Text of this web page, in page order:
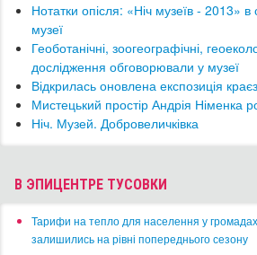
Нотатки опісля: «Ніч музеїв - 2013»
музеї
Геоботанічні, зоогеографічні,
дослідження обговорювали у музеї
Відкрилась оновлена експозиція
Мистецький простір Андрія Німенка
Ніч. Музей. Добровеличківка
В ЭПИЦЕНТРЕ ТУСОВКИ
​Тарифи на тепло для населення у
залишились на рівні попереднього сезону